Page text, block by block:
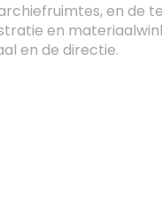
en de
en
en de directie.